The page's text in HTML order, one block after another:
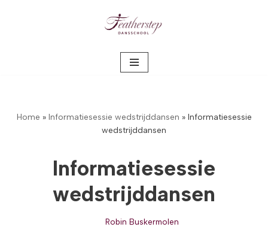
Home » Informatiesessie wedstrijddansen » Informatiesessie
wedstrijddansen
Informatiesessie
wedstrijddansen
Robin Buskermolen